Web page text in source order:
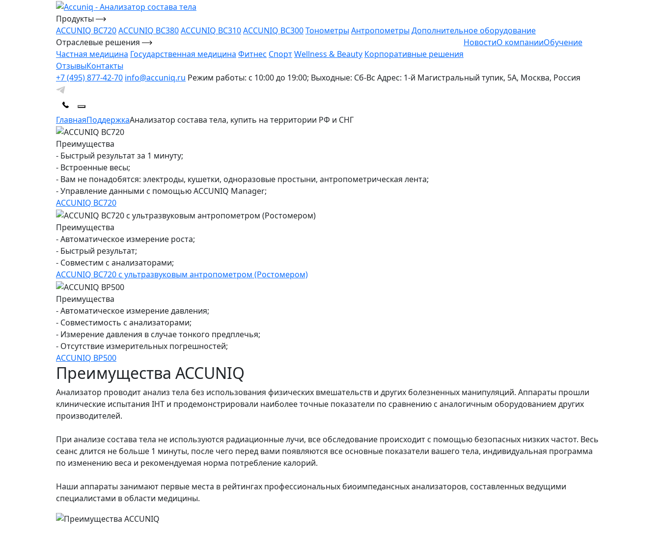
Продукты
ACCUNIQ BC720ACCUNIQ BC380ACCUNIQ BC310ACCUNIQ BC300Тонометры Антропометры Дополнительное оборудование
Отраслевые решения
Частная медицина Государственная медицина Фитнес СпортWellness & Beauty Корпоративные решения
НовостиО компанииОбучение
ОтзывыКонтакты
+7 (495) 877-42-70 info@accuniq.ru Режим работы: с 10:00 до 19:00; Выходные: Сб-Вс Адрес: 1-й Магистральный тупик, 5А, Москва, Россия
ГлавнаяПоддержкаАнализатор состава тела, купить на территории РФ и СНГ
Преимущества
- Быстрый результат за 1 минуту;
- Встроенные весы;
- Вам не понадобятся: электроды, кушетки, одноразовые простыни, антропометрическая лента;
- Управление данными с помощью ACCUNIQ Manager;
ACCUNIQ BC720
Преимущества
- Автоматическое измерение роста;
- Быстрый результат;
- Совместим с анализаторами;
ACCUNIQ BC720 с ультразвуковым антропометром (Ростомером)
Преимущества
- Автоматическое измерение давления;
- Совместимость с анализаторами;
- Измерение давления в случае тонкого предплечья;
- Отсутствие измерительных погрешностей;
ACCUNIQ BP500
Преимущества ACCUNIQ
Анализатор проводит анализ тела без использования физических вмешательств и других болезненных манипуляций. Аппараты прошли
клинические испытания IHT и продемонстрировали наиболее точные показатели по сравнению с аналогичным оборудованием других
производителей.
При анализе состава тела не используются радиационные лучи, все обследование происходит с помощью безопасных низких частот. Весь
сеанс длится не больше 1 минуты, после чего перед вами появляются все основные показатели вашего тела, индивидуальная программа
по изменению веса и рекомендуемая норма потребление калорий.
Наши аппараты занимают первые места в рейтингах профессиональных биоимпедансных анализаторов, составленных ведущими
специалистами в области медицины.